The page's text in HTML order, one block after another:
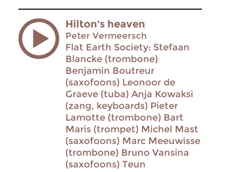
Hilton's heaven
Peter Vermeersch
Flat Earth Society: Stefaan
Blancke (trombone)
Benjamin Boutreur
(saxofoons) Leonoor de
Graeve (tuba) Anja Kowaksi
(zang, keyboards) Pieter
Lamotte (trombone) Bart
Maris (trompet) Michel Mast
(saxofoons) Marc Meeuwisse
(trombone) Bruno Vansina
(saxofoons) Teun